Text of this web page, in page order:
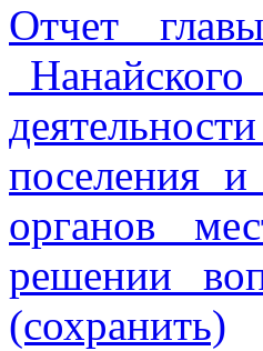
Отчет
поселения
органов
решении
(сохранить)